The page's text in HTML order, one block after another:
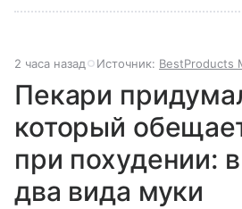
2 часа назад Источник: BestProducts
Пекари
который
при похудении:
два вида муки